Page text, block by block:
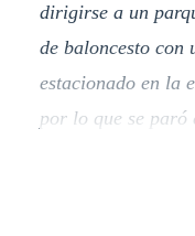
dirigirse a un
de baloncesto con
estacionado en la
por lo que se paró